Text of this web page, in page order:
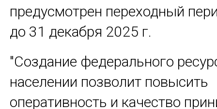
предусмотрен переходный
до 31 декабря 2025 г.
"Создание федерального
населении позволит повысить
оперативность и качество